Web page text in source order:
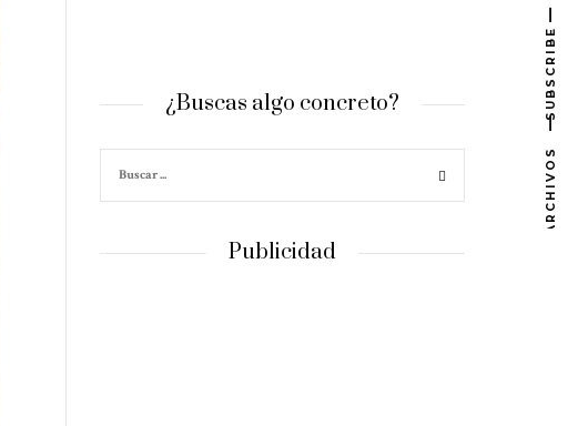
¿Buscas algo concreto?
Publicidad
SUBSCRIBE
ARCHIVOS